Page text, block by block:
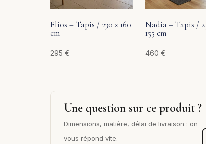
Elios – Tapis / 230 × 160
cm
295 €
Nadia – Tapis /
155 cm
460€
Une question sur ce produit ?
Dimensions, matière, délai de livraison : on
vous répond vite.